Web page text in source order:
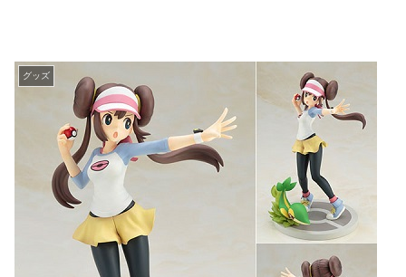
グッズ